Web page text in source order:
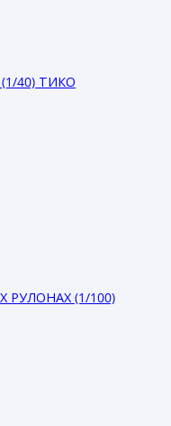
40) ТИКО
РУЛОНАХ (1/100)